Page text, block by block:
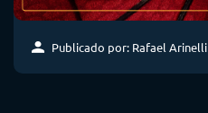
Publicado por: Rafael Arinelli